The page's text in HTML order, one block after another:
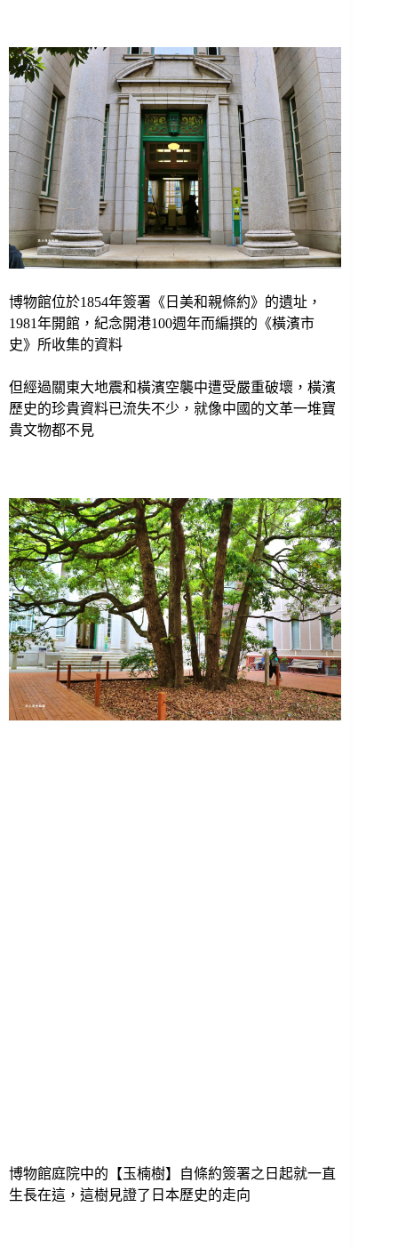
博物館位於1854年簽署《日美和親條約》的遺址，
1981年開館，紀念開港100週年而編撰的《橫濱市
史》所收集的資料
但經過關東大地震和橫濱空襲中遭受嚴重破壞，橫濱
歷史的珍貴資料已流失不少，就像中國的文革一堆寶
貴文物都不見
博物館庭院中的【玉楠樹】自條約簽署之日起就一直
生長在這，這樹見證了日本歷史的走向